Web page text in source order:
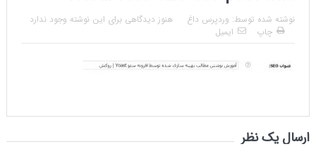
نوشته شده توسط: وردپرس داغ
هنوز دیدگاهی برای این نوشته وجود ندارد
چاپ
ایمیل
ارسال یک نظر